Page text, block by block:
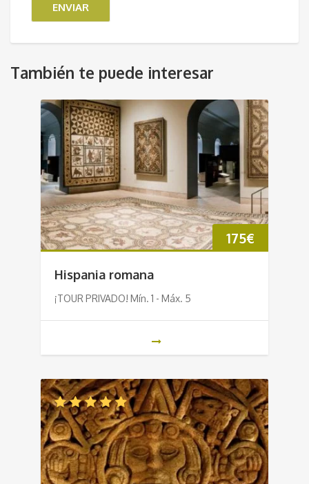
También te puede interesar
175€
Hispania romana
¡TOUR PRIVADO! Mín. 1 - Máx. 5